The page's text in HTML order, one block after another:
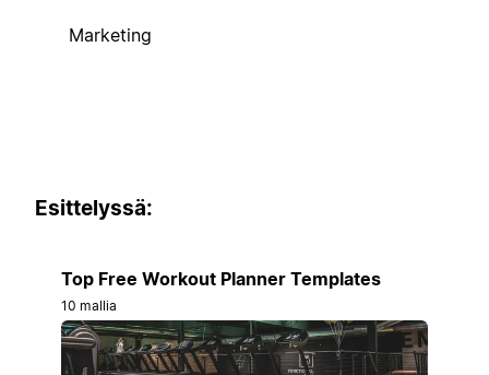
Marketing
Esittelyssä:
Top Free Workout Planner Templates
10 mallia